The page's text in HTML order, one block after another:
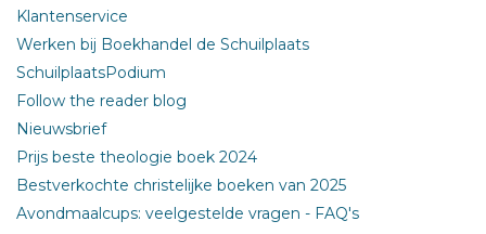
Klantenservice
Werken bij Boekhandel de Schuilplaats
SchuilplaatsPodium
Follow the reader blog
Nieuwsbrief
Prijs beste theologie boek 2024
Bestverkochte christelijke boeken van 2025
Avondmaalcups: veelgestelde vragen - FAQ's